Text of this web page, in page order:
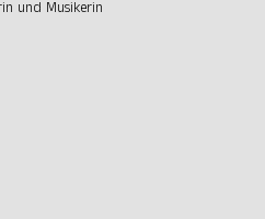
und Musikerin